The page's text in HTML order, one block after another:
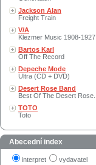
Jackson Alan
Freight Train
V/A
Klezmer Music 1908-1927
Bartos Karl
Off The Record
Depeche Mode
Ultra (CD + DVD)
Desert Rose Band
Best Of The Desert Rose..
TOTO
Toto
Abecední index
interpret vydavatel